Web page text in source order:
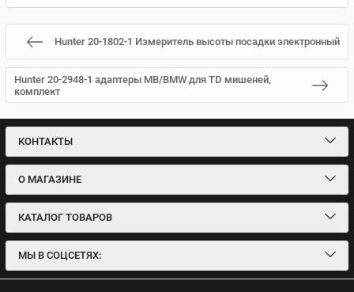
Hunter 20-1802-1 Измеритель высоты посадки электронный
Hunter 20-2948-1 адаптеры MB/BMW для TD мишеней,
комплект
КОНТАКТЫ
О МАГАЗИНЕ
КАТАЛОГ ТОВАРОВ
МЫ В СОЦСЕТЯХ: